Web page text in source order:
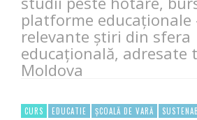
platforme educaționale
relevante știri din sfera
educațională, adresate
Moldova
CURS EDUCATIE ȘCOALĂ DE VARĂ